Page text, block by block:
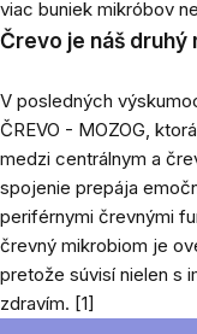
viac buniek mikróbov
Črevo je náš druhý
V posledných
ČREVO - MOZOG,
medzi centrálnym a
spojenie prepája
periférnymi črevnými
črevný mikrobiom je
pretože súvisí nielen s
zdravím. [1]